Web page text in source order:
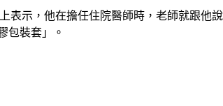
上表示，他在擔任住院醫師時，老師就跟他
包裝套」。